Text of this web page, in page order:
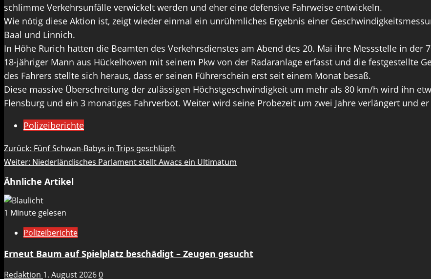
schlimme Verkehrsunfälle verwickelt werden und eher eine defensive Fahrweise entwickeln.
Wie nötig diese Aktion ist, zeigt wieder einmal ein unrühmliches Ergebnis einer
Baal und Linnich.
In Höhe Rurich hatten die Beamten des Verkehrsdienstes am Abend des 20. Mai ihre Messstelle in der
18-jähriger Mann aus Hückelhoven mit seinem Pkw von der Radaranlage erfasst und die festgestellte
des Fahrers stellte sich heraus, dass er seinen Führerschein erst seit einem Monat besaß.
Diese massive Überschreitung der zulässigen Höchstgeschwindigkeit um mehr als 80 km/h wird ihn
Flensburg und ein 3 monatiges Fahrverbot. Weiter wird seine Probezeit um zwei Jahre verlängert und
Polizeiberichte
Beitragsnavigation
Zurück: Fünf Schwan-Babys in Trips geschlüpft
Weiter: Niederländisches Parlament stellt Awacs ein Ultimatum
Ähnliche Artikel
1 Minute gelesen
Polizeiberichte
Erneut Baum auf Spielplatz beschädigt – Zeugen gesucht
Redaktion 1. August 20260